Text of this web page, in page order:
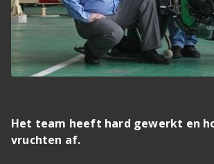
Het team heeft hard gewerkt en
vruchten af.